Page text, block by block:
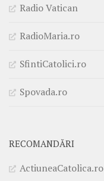
Radio Vatican
RadioMaria.ro
SfintiCatolici.ro
Spovada.ro
RECOMANDĂRI
ActiuneaCatolica.ro